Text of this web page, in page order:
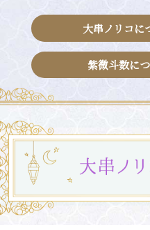
大串ノリコに
紫微斗数に